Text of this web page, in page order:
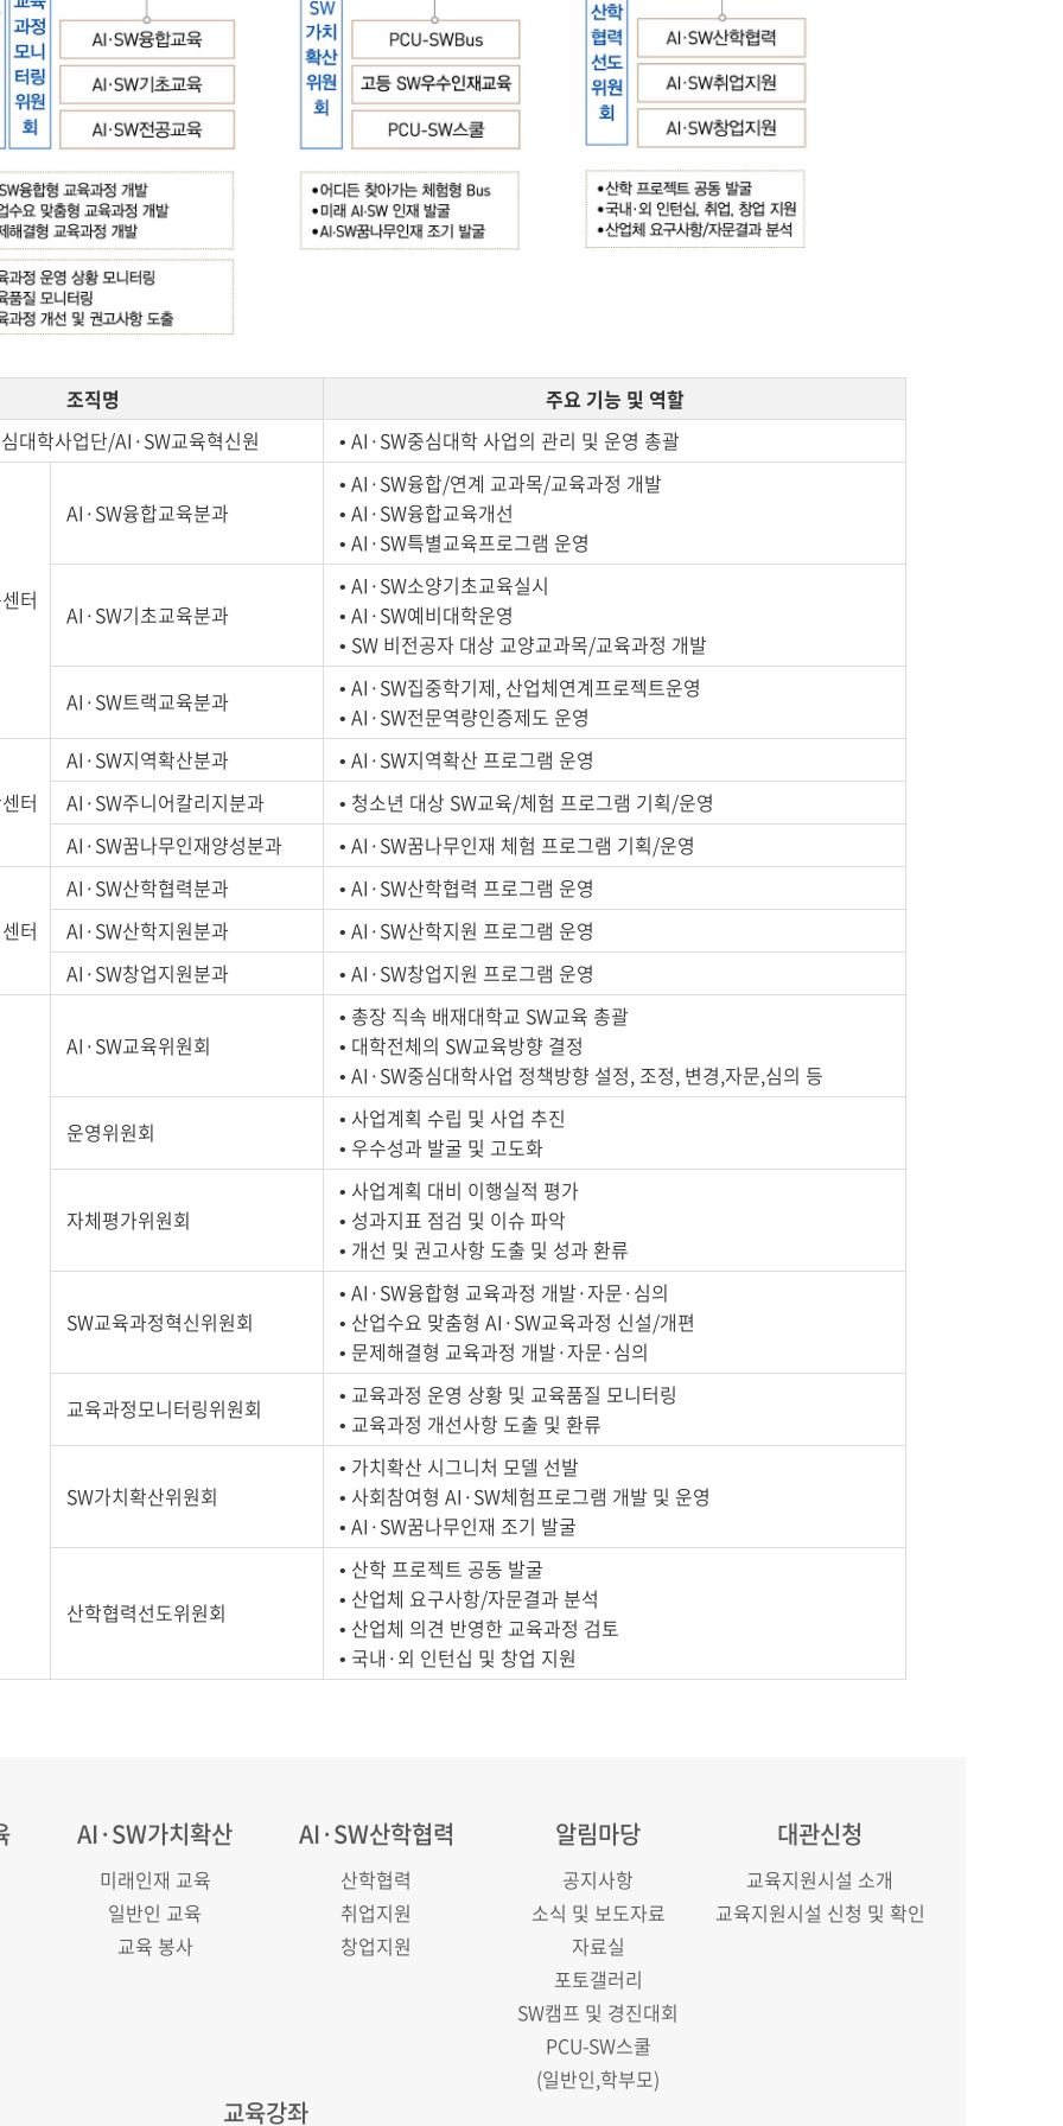
조직명
주요 기능 및 역할
대학사업단/AI·SW교육혁신원
• AI·SW중심대학 사업의 관리 및 운영 총괄
터
AI·SW융합교육분과
• AI·SW융합/연계 교과목/교육과정 개발
• AI·SW융합교육개선
• AI·SW특별교육프로그램 운영
AI·SW기초교육분과
• AI·SW소양기초교육실시
• AI·SW예비대학운영
• SW 비전공자 대상 교양교과목/교육과정 개발
AI·SW트랙교육분과
• AI·SW집중학기제, 산업체연계프로젝트운영
• AI·SW전문역량인증제도 운영
터
AI·SW지역확산분과
• AI·SW지역확산 프로그램 운영
AI·SW주니어칼리지분과
• 청소년 대상 SW교육/체험 프로그램 기획/운영
AI·SW꿈나무인재양성분과
• AI·SW꿈나무인재 체험 프로그램 기획/운영
터
AI·SW산학협력분과
• AI·SW산학협력 프로그램 운영
AI·SW산학지원분과
• AI·SW산학지원 프로그램 운영
AI·SW창업지원분과
• AI·SW창업지원 프로그램 운영
AI·SW교육위원회
• 총장 직속 배재대학교 SW교육 총괄
• 대학전체의 SW교육방향 결정
• AI·SW중심대학사업 정책방향 설정, 조정, 변경,자문,심의 등
운영위원회
• 사업계획 수립 및 사업 추진
• 우수성과 발굴 및 고도화
자체평가위원회
• 사업계획 대비 이행실적 평가
• 성과지표 점검 및 이슈 파악
• 개선 및 권고사항 도출 및 성과 환류
SW교육과정혁신위원회
• AI·SW융합형 교육과정 개발·자문·심의
• 산업수요 맞춤형 AI·SW교육과정 신설/개편
• 문제해결형 교육과정 개발·자문·심의
교육과정모니터링위원회
• 교육과정 운영 상황 및 교육품질 모니터링
• 교육과정 개선사항 도출 및 환류
SW가치확산위원회
• 가치확산 시그니처 모델 선발
• 사회참여형 AI·SW체험프로그램 개발 및 운영
• AI·SW꿈나무인재 조기 발굴
산학협력선도위원회
• 산학 프로젝트 공동 발굴
• 산업체 요구사항/자문결과 분석
• 산업체 의견 반영한 교육과정 검토
• 국내·외 인턴십 및 창업 지원
AI·SW가치확산
미래인재 교육
일반인 교육
교육 봉사
AI·SW산학협력
산학협력
취업지원
창업지원
알림마당
공지사항
소식 및 보도자료
자료실
포토갤러리
SW캠프 및 경진대회
PCU-SW스쿨
(일반인,학부모)
대관신청
교육지원시설 소개
교육지원시설 신청 및 확인
교육강좌